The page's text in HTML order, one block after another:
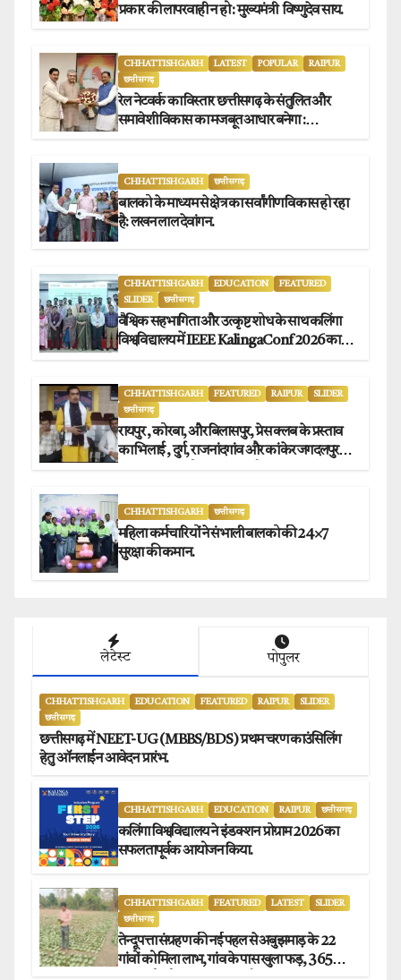
प्रकार की लापरवाही न हो : मुख्यमंत्री विष्णुदेव साय.
CHHATTISHGARH LATEST POPULAR
RAIPUR
छत्तीसगढ़
रेल नेटवर्क का विस्तार छत्तीसगढ़ के संतुलित और
समावेशी विकास का मजबूत आधार बनेगा :
CHHATTISHGARH छत्तीसगढ़
बालको के माध्यम से क्षेत्र का सर्वांगीण विकास हो रहा
है: लखन लाल देवांगन.
CHHATTISHGARH EDUCATION
FEATURED
SLIDER
छत्तीसगढ़
वैश्विक सहभागिता और उत्कृष्ट शोध के साथ कलिंगा
विश्वविद्यालय में IEEE KalingaConf 2026 का
CHHATTISHGARH FEATURED RAIPUR
SLIDER
छत्तीसगढ़
रायपुर , कोरबा, और बिलासपुर, प्रेस क्लब के प्रस्ताव
का भिलाई , दुर्ग, राजनांदगांव और कांकेर जगदलपुर
CHHATTISHGARH छत्तीसगढ़
महिला कर्मचारियों ने संभाली बालको की 24×7
सुरक्षा की कमान.
लेटेस्ट पोपुलर
CHHATTISHGARH EDUCATION FEATURED RAIPUR
SLIDER
छत्तीसगढ़
छत्तीसगढ़ में NEET-UG (MBBS/BDS) प्रथम चरण काउंसिलिंग
हेतु ऑनलाईन आवेदन प्रारंभ.
CHHATTISHGARH EDUCATION RAIPUR छत्तीसगढ़
कलिंगा विश्वविद्यालय ने इंडक्शन प्रोग्राम 2026 का
सफलतापूर्वक आयोजन किया.
CHHATTISHGARH FEATURED LATEST
SLIDER
छत्तीसगढ़
तेन्दूपत्ता संग्रहण की नई पहल से अबुझमाड़ के 22
गांवों को मिला लाभ, गांव के पास खुला फड़, 365